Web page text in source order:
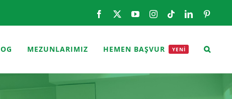
Facebook YouTubeInstagram
TiktokLinkedIn
MEZUNLARIMIZ HEMEN BAŞVUR YENİ